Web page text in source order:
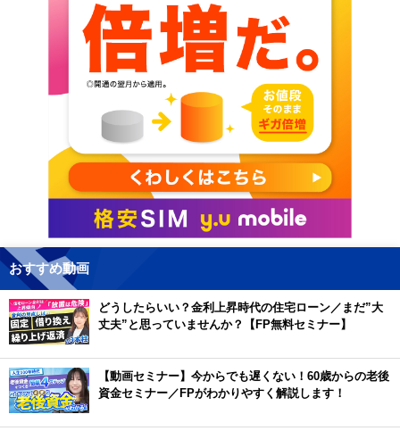
おすすめ動画
どうしたらいい？金利上昇時代の住宅ローン／まだ”大
丈夫”と思っていませんか？【FP無料セミナー】
【動画セミナー】今からでも遅くない！60歳からの老後
資金セミナー／FPがわかりやすく解説します！